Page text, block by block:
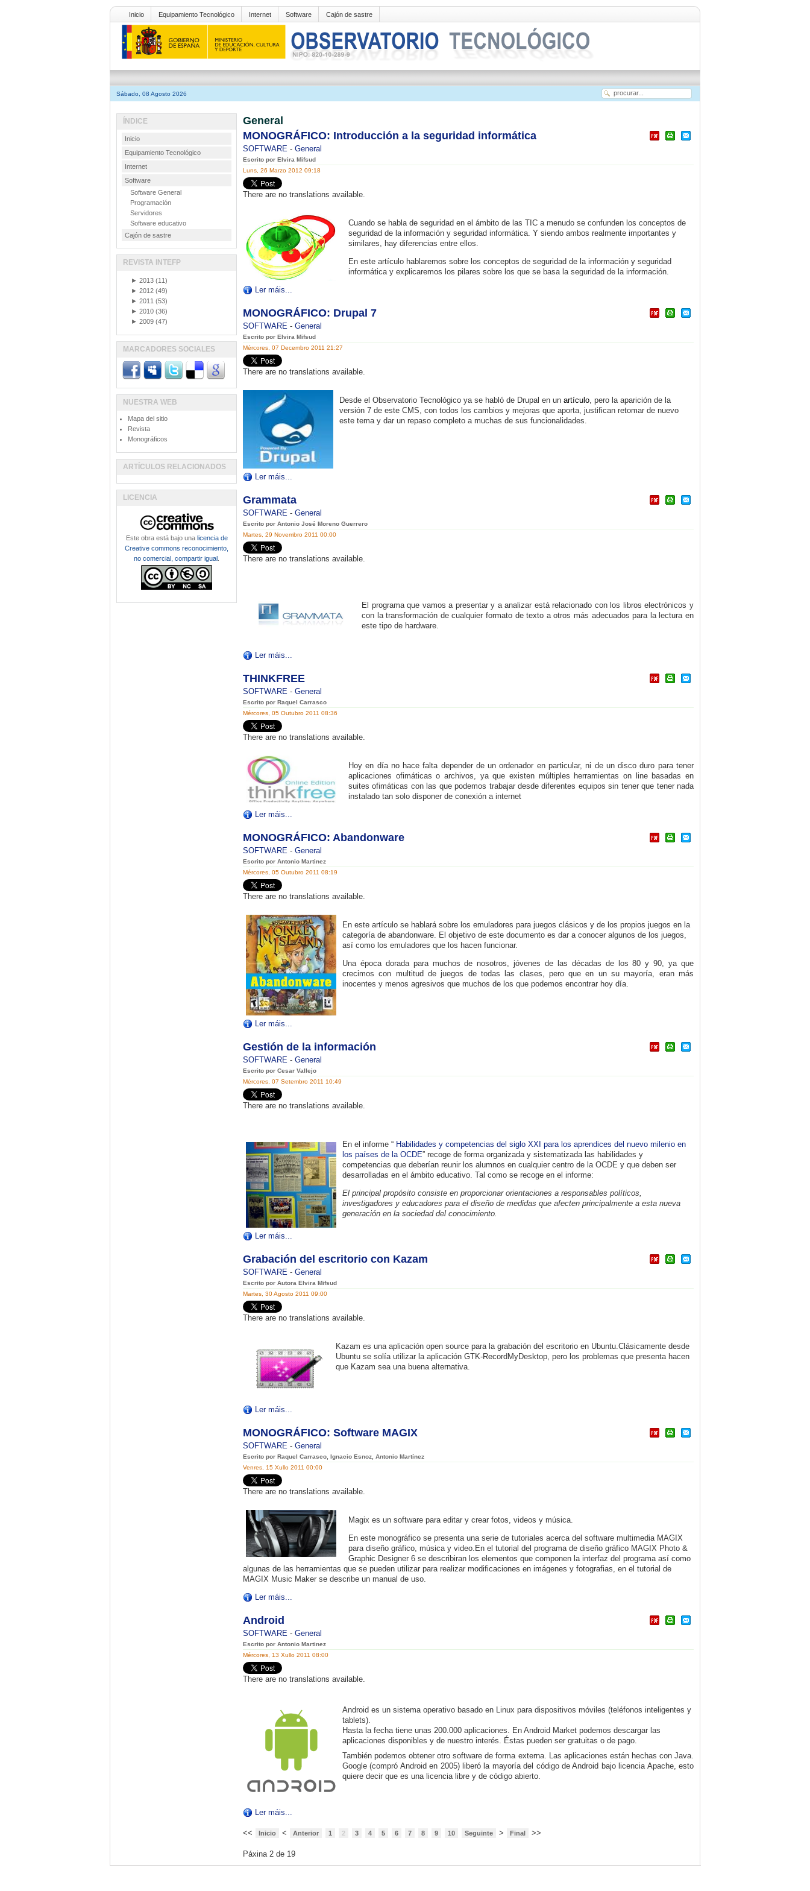
Inicio Equipamiento Tecnológico Internet Software Cajón de sastre
Sábado, 08 Agosto 2026
General
MONOGRÁFICO: Introducción a la seguridad informática
SOFTWARE - General
Escrito por Elvira Mifsud
Luns, 26 Marzo 2012 09:18
There are no translations available.
Cuando se habla de seguridad en el ámbito de las TIC a menudo se confunden los conceptos de
seguridad de la información y seguridad informática. Y siendo ambos realmente importantes y
similares, hay diferencias entre ellos.
En este artículo hablaremos sobre los conceptos de seguridad de la información y seguridad
informática y explicaremos los pilares sobre los que se basa la seguridad de la información.
Ler máis...
MONOGRÁFICO: Drupal 7
SOFTWARE - General
Escrito por Elvira Mifsud
Mércores, 07 Decembro 2011 21:27
There are no translations available.
Desde el Observatorio Tecnológico ya se habló de Drupal en un artículo, pero la aparición de la
versión 7 de este CMS, con todos los cambios y mejoras que aporta, justifican retomar de nuevo
este tema y dar un repaso completo a muchas de sus funcionalidades.
Ler máis...
Grammata
SOFTWARE - General
Escrito por Antonio José Moreno Guerrero
Martes, 29 Novembro 2011 00:00
There are no translations available.
El programa que vamos a presentar y a analizar está relacionado con los libros electrónicos y
con la transformación de cualquier formato de texto a otros más adecuados para la lectura en
este tipo de hardware.
Ler máis...
THINKFREE
SOFTWARE - General
Escrito por Raquel Carrasco
Mércores, 05 Outubro 2011 08:36
There are no translations available.
Hoy en día no hace falta depender de un ordenador en particular, ni de un disco duro para tener
aplicaciones ofimáticas o archivos, ya que existen múltiples herramientas on line basadas en
suites ofimáticas con las que podemos trabajar desde diferentes equipos sin tener que tener nada
instalado tan solo disponer de conexión a internet
Ler máis...
MONOGRÁFICO: Abandonware
SOFTWARE - General
Escrito por Antonio Martinez
Mércores, 05 Outubro 2011 08:19
There are no translations available.
En este artículo se hablará sobre los emuladores para juegos clásicos y de los propios juegos en la
categoría de abandonware. El objetivo de este documento es dar a conocer algunos de los juegos,
así como los emuladores que los hacen funcionar.
Una época dorada para muchos de nosotros, jóvenes de las décadas de los 80 y 90, ya que
crecimos con multitud de juegos de todas las clases, pero que en un su mayoría, eran más
inocentes y menos agresivos que muchos de los que podemos encontrar hoy día.
Ler máis...
Gestión de la información
SOFTWARE - General
Escrito por Cesar Vallejo
Mércores, 07 Setembro 2011 10:49
There are no translations available.
En el informe “ Habilidades y competencias del siglo XXI para los aprendices del nuevo milenio en
los países de la OCDE” recoge de forma organizada y sistematizada las habilidades y
competencias que deberían reunir los alumnos en cualquier centro de la OCDE y que deben ser
desarrolladas en el ámbito educativo. Tal como se recoge en el informe:
El principal propósito consiste en proporcionar orientaciones a responsables políticos,
investigadores y educadores para el diseño de medidas que afecten principalmente a esta nueva
generación en la sociedad del conocimiento.
Ler máis...
Grabación del escritorio con Kazam
SOFTWARE - General
Escrito por Autora Elvira Mifsud
Martes, 30 Agosto 2011 09:00
There are no translations available.
Kazam es una aplicación open source para la grabación del escritorio en Ubuntu.Clásicamente desde
Ubuntu se solía utilizar la aplicación GTK-RecordMyDesktop, pero los problemas que presenta hacen
que Kazam sea una buena alternativa.
Ler máis...
MONOGRÁFICO: Software MAGIX
SOFTWARE - General
Escrito por Raquel Carrasco, Ignacio Esnoz, Antonio Martínez
Venres, 15 Xullo 2011 00:00
There are no translations available.
Magix es un software para editar y crear fotos, videos y música.
En este monográfico se presenta una serie de tutoriales acerca del software multimedia MAGIX
para diseño gráfico, música y video.En el tutorial del programa de diseño gráfico MAGIX Photo &
Graphic Designer 6 se describiran los elementos que componen la interfaz del programa así como
algunas de las herramientas que se pueden utilizar para realizar modificaciones en imágenes y fotografias, en el tutorial de
MAGIX Music Maker se describe un manual de uso.
Ler máis...
Android
SOFTWARE - General
Escrito por Antonio Martinez
Mércores, 13 Xullo 2011 08:00
There are no translations available.
Android es un sistema operativo basado en Linux para dispositivos móviles (teléfonos inteligentes y
tablets).
Hasta la fecha tiene unas 200.000 aplicaciones. En Android Market podemos descargar las
aplicaciones disponibles y de nuestro interés. Éstas pueden ser gratuitas o de pago.
También podemos obtener otro software de forma externa. Las aplicaciones están hechas con Java.
Google (compró Android en 2005) liberó la mayoría del código de Android bajo licencia Apache, esto
quiere decir que es una licencia libre y de código abierto.
Ler máis...
<< Inicio < Anterior 1 2 3 4 5 6 7 8 9 10 Seguinte > Final >>
Páxina 2 de 19
ÍNDICE
Inicio
Equipamiento Tecnológico
Internet
Software
Software General
Programación
Servidores
Software educativo
Cajón de sastre
REVISTA INTEFP
► 2013 (11)
► 2012 (49)
► 2011 (53)
► 2010 (36)
► 2009 (47)
MARCADORES SOCIALES
NUESTRA WEB
Mapa del sitio
Revista
Monográficos
ARTÍCULOS RELACIONADOS
LICENCIA
Este obra está bajo una licencia de
Creative commons reconocimiento,
no comercial, compartir igual